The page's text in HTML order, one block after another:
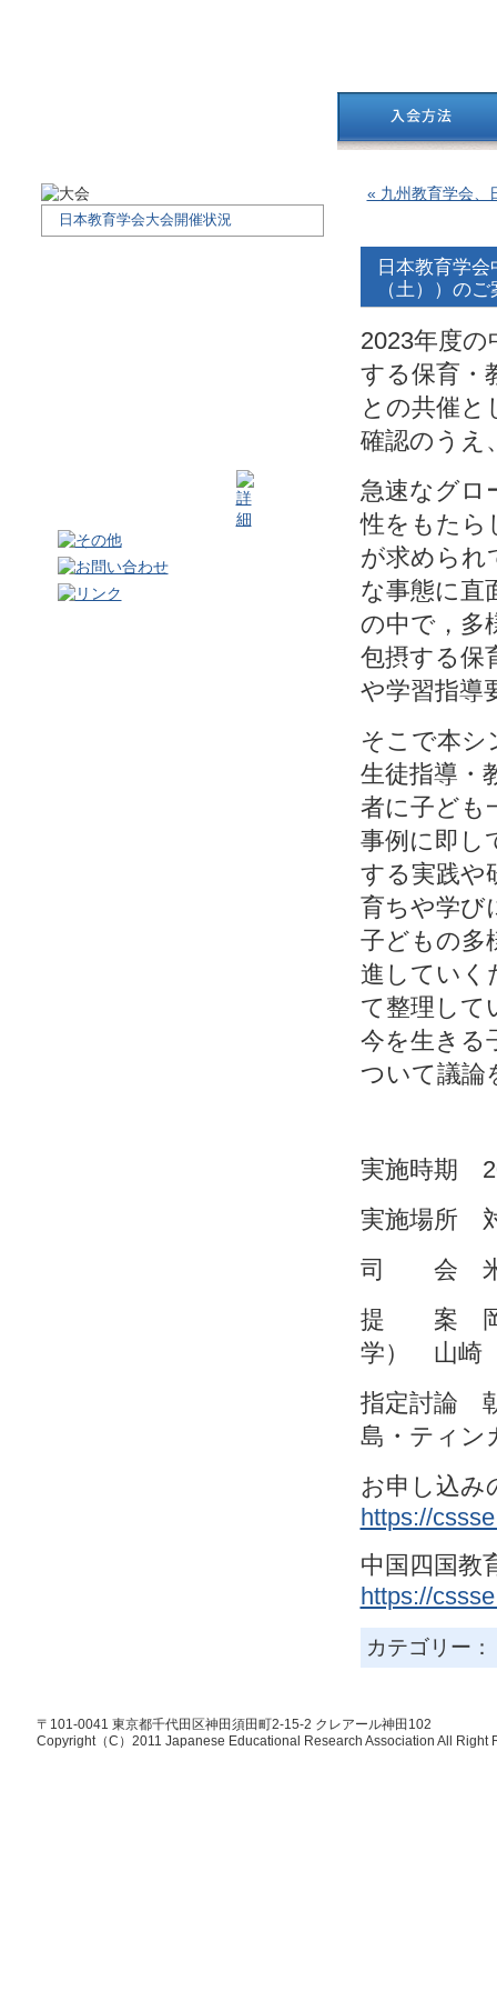
日本教育学会大会開催状況
« 九州教育学会、
日本教育学
（土））のご
2023年度
する保育・
との共催と
確認のうえ
急速なグロ
性をもたら
が求められ
な事態に直
の中で，多
包摂する保
や学習指導
そこで本シ
生徒指導・
者に子ども
事例に即し
する実践や
育ちや学び
子どもの多
進していく
て整理して
今を生きる
ついて議論
実施時期
実施場所
司 会 米
提 案 岡
学） 山崎
指定討論
島・ティン
お申し込み
https://
中国四国教
https://
カテゴリー：
〒101-0041 東京都千代田区神田須田町2-15-2 クレアール神田102
Copyright（C）2011 Japanese Educational Research Association All Right